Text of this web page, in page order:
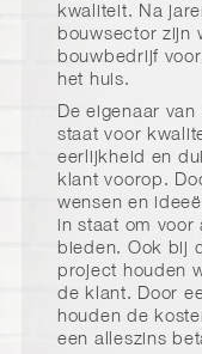
kwaliteit. Na
bouwsector zijn
bouwbedrijf
het huis.
De eigenaar
staat voor
eerlijkheid en
klant voorop.
wensen en
in staat om
bieden. Ook bij
project houden
de klant. Door
houden de
een alleszins